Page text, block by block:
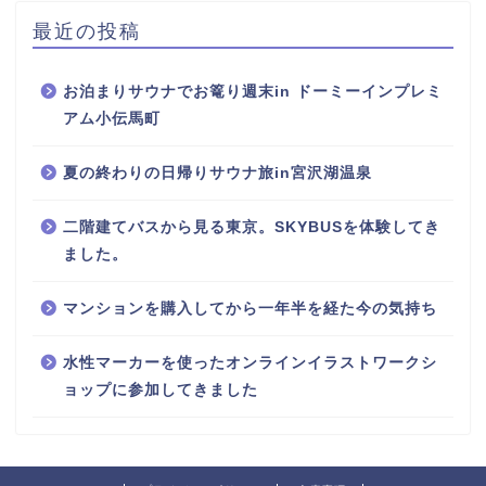
最近の投稿
お泊まりサウナでお篭り週末in ドーミーインプレミ
アム小伝馬町
夏の終わりの日帰りサウナ旅in宮沢湖温泉
二階建てバスから見る東京。SKYBUSを体験してき
ました。
マンションを購入してから一年半を経た今の気持ち
水性マーカーを使ったオンラインイラストワークシ
ョップに参加してきました